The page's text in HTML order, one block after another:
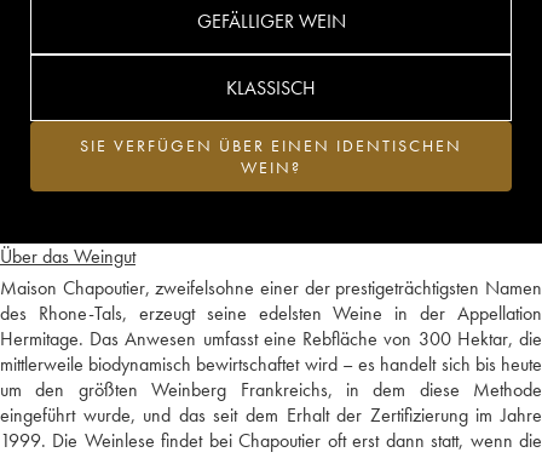
Über das Weingut
Maison Chapoutier, zweifelsohne einer der prestigeträchtigsten Namen
des Rhone-Tals, erzeugt seine edelsten Weine in der Appellation
Hermitage. Das Anwesen umfasst eine Rebfläche von 300 Hektar, die
mittlerweile biodynamisch bewirtschaftet wird – es handelt sich bis heute
um den größten Weinberg Frankreichs, in dem diese Methode
eingeführt wurde, und das seit dem Erhalt der Zertifizierung im Jahre
1999. Die Weinlese findet bei Chapoutier oft erst dann statt, wenn die
GEFÄLLIGER WEIN
KLASSISCH
SIE VERFÜGEN ÜBER EINEN IDENTISCHEN
WEIN?